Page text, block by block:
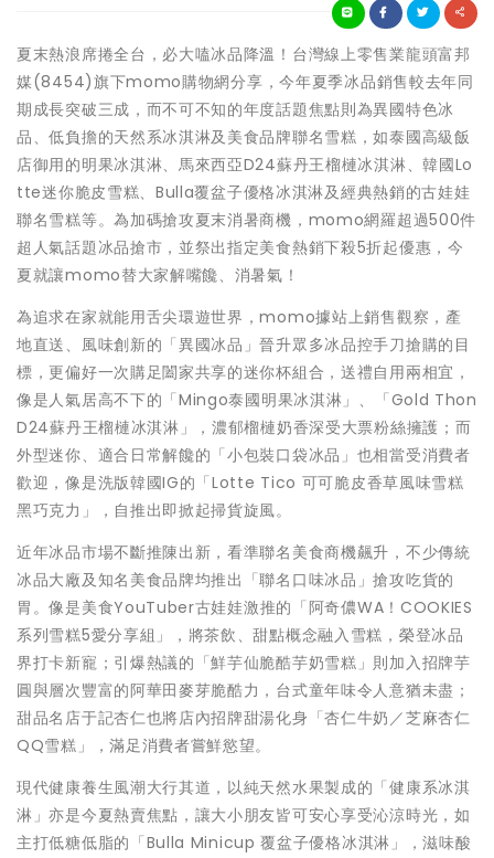
夏末熱浪席捲全台，必大嗑冰品降溫！台灣線上零售業龍頭富邦
媒(8454)旗下momo購物網分享，今年夏季冰品銷售較去年同
期成長突破三成，而不可不知的年度話題焦點則為異國特色冰
品、低負擔的天然系冰淇淋及美食品牌聯名雪糕，如泰國高級飯
店御用的明果冰淇淋、馬來西亞D24蘇丹王榴槤冰淇淋、韓國Lo
tte迷你脆皮雪糕、Bulla覆盆子優格冰淇淋及經典熱銷的古娃娃
聯名雪糕等。為加碼搶攻夏末消暑商機，momo網羅超過500件
超人氣話題冰品搶市，並祭出指定美食熱銷下殺5折起優惠，今
夏就讓momo替大家解嘴饞、消暑氣！
為追求在家就能用舌尖環遊世界，momo據站上銷售觀察，產
地直送、風味創新的「異國冰品」晉升眾多冰品控手刀搶購的目
標，更偏好一次購足闔家共享的迷你杯組合，送禮自用兩相宜，
像是人氣居高不下的「Mingo泰國明果冰淇淋」、「Gold Thon
D24蘇丹王榴槤冰淇淋」，濃郁榴槤奶香深受大票粉絲擁護；而
外型迷你、適合日常解饞的「小包裝口袋冰品」也相當受消費者
歡迎，像是洗版韓國IG的「Lotte Tico 可可脆皮香草風味雪糕
黑巧克力」，自推出即掀起掃貨旋風。
近年冰品市場不斷推陳出新，看準聯名美食商機飆升，不少傳統
冰品大廠及知名美食品牌均推出「聯名口味冰品」搶攻吃貨的
胃。像是美食YouTuber古娃娃激推的「阿奇儂WA！COOKIES
系列雪糕5愛分享組」，將茶飲、甜點概念融入雪糕，榮登冰品
界打卡新寵；引爆熱議的「鮮芋仙脆酷芋奶雪糕」則加入招牌芋
圓與層次豐富的阿華田麥芽脆酷力，台式童年味令人意猶未盡；
甜品名店于記杏仁也將店內招牌甜湯化身「杏仁牛奶／芝麻杏仁
QQ雪糕」，滿足消費者嘗鮮慾望。
現代健康養生風潮大行其道，以純天然水果製成的「健康系冰淇
淋」亦是今夏熱賣焦點，讓大小朋友皆可安心享受沁涼時光，如
主打低糖低脂的「Bulla Minicup 覆盆子優格冰淇淋」，滋味酸